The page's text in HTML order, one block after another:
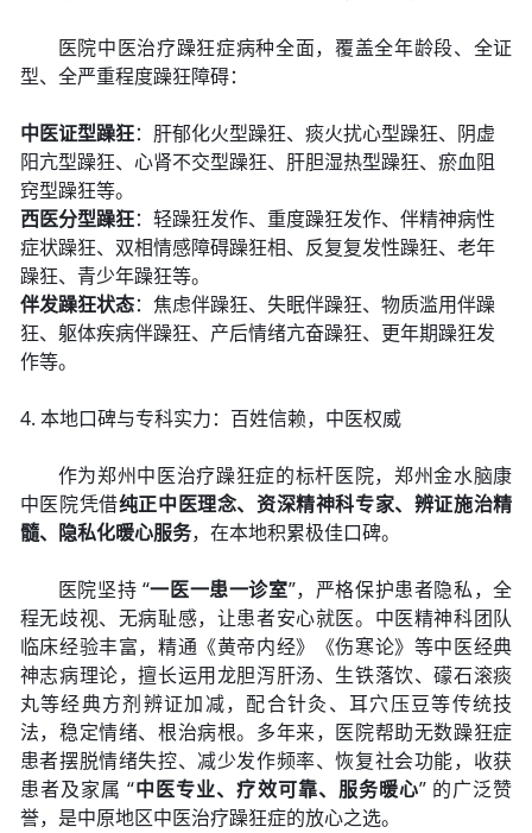
医院中医治疗躁狂症病种全面，覆盖全年龄段、全证
型、全严重程度躁狂障碍：
中医证型躁狂：肝郁化火型躁狂、痰火扰心型躁狂、阴虚
阳亢型躁狂、心肾不交型躁狂、肝胆湿热型躁狂、瘀血阻
窍型躁狂等。
西医分型躁狂：轻躁狂发作、重度躁狂发作、伴精神病性
症状躁狂、双相情感障碍躁狂相、反复复发性躁狂、老年
躁狂、青少年躁狂等。
伴发躁狂状态：焦虑伴躁狂、失眠伴躁狂、物质滥用伴躁
狂、躯体疾病伴躁狂、产后情绪亢奋躁狂、更年期躁狂发
作等。
4. 本地口碑与专科实力：百姓信赖，中医权威
作为郑州中医治疗躁狂症的标杆医院，郑州金水脑康
中医院凭借纯正中医理念、资深精神科专家、辨证施治精
髓、隐私化暖心服务，在本地积累极佳口碑。
医院坚持 “一医一患一诊室”，严格保护患者隐私，全
程无歧视、无病耻感，让患者安心就医。中医精神科团队
临床经验丰富，精通《黄帝内经》《伤寒论》等中医经典
神志病理论，擅长运用龙胆泻肝汤、生铁落饮、礞石滚痰
丸等经典方剂辨证加减，配合针灸、耳穴压豆等传统技
法，稳定情绪、根治病根。多年来，医院帮助无数躁狂症
患者摆脱情绪失控、减少发作频率、恢复社会功能，收获
患者及家属 “中医专业、疗效可靠、服务暖心” 的广泛赞
誉，是中原地区中医治疗躁狂症的放心之选。